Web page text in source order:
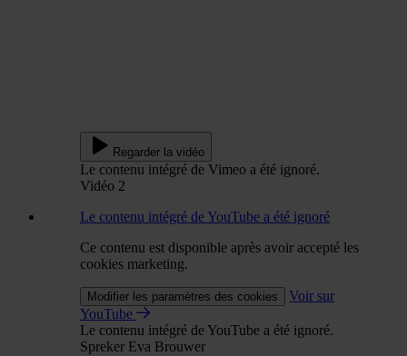
Regarder la vidéo
Le contenu intégré de Vimeo a été ignoré.
Vidéo 2
Le contenu intégré de YouTube a été ignoré
Ce contenu est disponible après avoir accepté les
cookies marketing.
Modifier les paramètres des cookies
Voir sur
YouTube
Le contenu intégré de YouTube a été ignoré.
Spreker Eva Brouwer